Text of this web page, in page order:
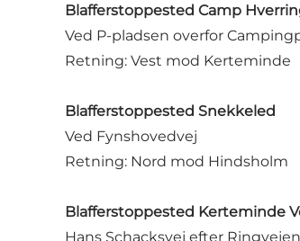
Blafferstoppested Camp
Ved P-pladsen overfor
Retning: Vest mod Kerteminde
Blafferstoppested Snekkeled
Ved Fynshovedvej
Retning: Nord mod Hindsholm
Blafferstoppested Kerteminde
Hans Schacksvej efter Ringvejen